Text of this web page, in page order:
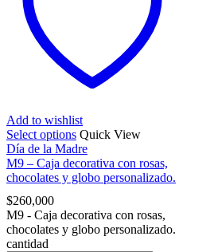
Add to wishlist
Select options Quick View
Día de la Madre
M9 – Caja decorativa con rosas,
chocolates y globo personalizado.
$260,000
M9 - Caja decorativa con rosas,
chocolates y globo personalizado.
cantidad